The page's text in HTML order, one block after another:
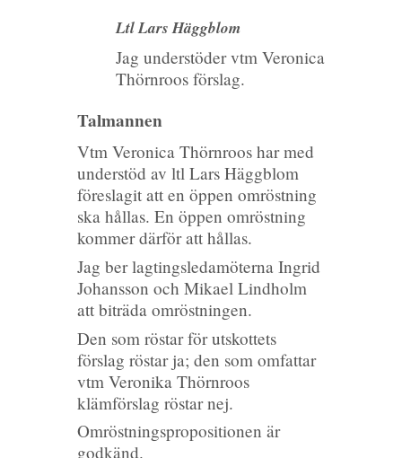
Ltl Lars Häggblom
Jag understöder vtm Veronica
Thörnroos förslag.
Talmannen
Vtm Veronica Thörnroos har med
understöd av ltl Lars Häggblom
föreslagit att en öppen omröstning
ska hållas. En öppen omröstning
kommer därför att hållas.
Jag ber lagtingsledamöterna Ingrid
Johansson och Mikael Lindholm
att biträda omröstningen.
Den som röstar för utskottets
förslag röstar ja; den som omfattar
vtm Veronika Thörnroos
klämförslag röstar nej.
Omröstningspropositionen är
godkänd.